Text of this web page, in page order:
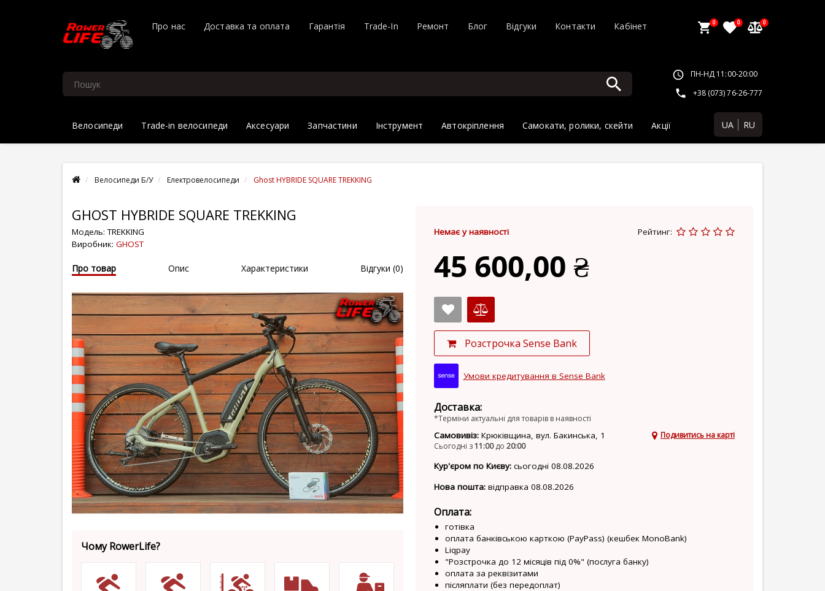
Про нас Доставка та оплата Гарантія Trade-In Ремонт Блог Відгуки Контакти Кабінет 0 0 0
ПН-НД 11:00-20:00
+38 (073) 76-26-777
Велосипеди Trade-in велосипеди Аксесуари Запчастини Інструмент Автокріплення Самокати, ролики, скейти Акції UA RU
Велосипеди Б/У Електровелосипеди Ghost HYBRIDE SQUARE TREKKING
GHOST HYBRIDE SQUARE TREKKING
Модель:TREKKING
Виробник: GHOST
Про товар Опис Характеристики Відгуки (0)
Чому RowerLife?
Немає у наявності Рейтинг:
45 600,00 ₴
Розстрочка Sense Bank
Умови кредитування в Sense Bank
Доставка:
*Терміни актуальні для товарів в наявності
Самовивіз: Крюківщина, вул. Бакинська, 1
Сьогодні з11:00до 20:00
Подивитись на карті
Кур'єром по Києву: сьогодні 08.08.2026
Нова пошта: відправка 08.08.2026
Оплата:
готівка
оплата банківською карткою (PayPass) (кешбек MonoBank)
Liqpay
"Розстрочка до 12 місяців під 0%" (послуга банку)
оплата за реквізитами
післяплати (без передоплат)